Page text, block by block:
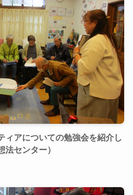
ィアについての勉強会を紹介し
法センター）